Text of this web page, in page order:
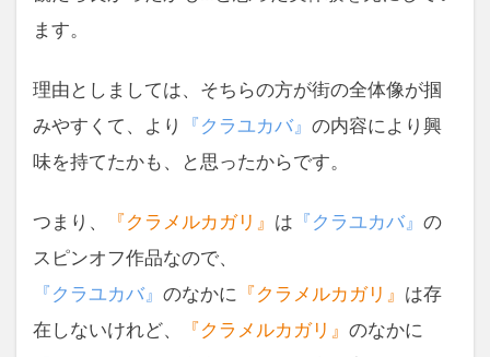
ます。
理由としましては、そちらの方が街の全体像が掴
みやすくて、より 『クラユカバ』 の内容により興
味を持てたかも、と思ったからです。
つまり、 『クラメルカガリ』 は 『クラユカバ』 の
スピンオフ作品なので、
『クラユカバ』 のなかに 『クラメルカガリ』 は存
在しないけれど、 『クラメルカガリ』 のなかに